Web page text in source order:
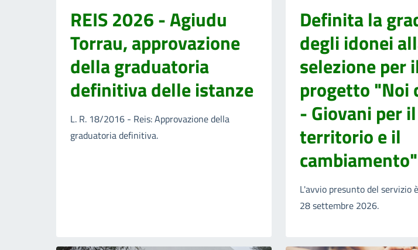
REIS 2026 - Agiudu
Torrau, approvazione
della graduatoria
definitiva delle istanze
L. R. 18/2016 - Reis: Approvazione della
graduatoria definitiva.
Definita la
degli idonei
selezione per
progetto "Noi
- Giovani per il
territorio e il
cambiamento"
L'avvio presunto del servizio
28 settembre 2026.